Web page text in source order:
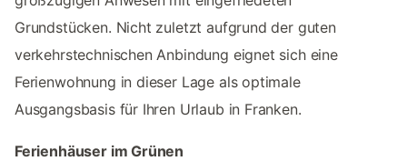
Grundstücken. Nicht zuletzt aufgrund der guten
verkehrstechnischen Anbindung eignet sich eine
Ferienwohnung in dieser Lage als optimale
Ausgangsbasis für Ihren Urlaub in Franken.
Ferienhäuser im Grünen